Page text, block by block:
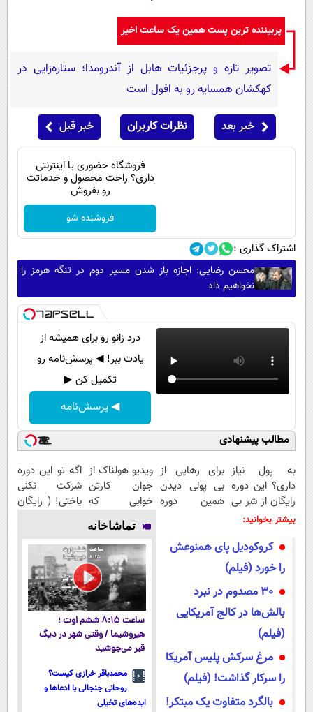
فناوری
حوادث
سلامت
بین الملل
حیات وحش
سیاست خارجی
پیامک
روانشناسی
پربیننده ترین پست همین یک ساعت اخیر
تصویر تازه و پرجزئیات هابل از آندرومدا؛ ستاره‌زایی در
کهکشان همسایه رو به افول است
خبر بعد نظرات کاربران خبر قبل
فروشگاه حضوری یا اینترنتی
داری؟ راحت محصول و خدماتت
رو بفروش
فروشنده شو
اشتراک گذاری :
محسن رضایی: اجازه باز شدن مسیر دوم در تنگه هرمز را
نخواهیم داد
درد زانو رو برای همیشه از
یادت ببر! ◀ پرسش‌نامه رو
تکمیل کن ▶
◀ پرسش‌نامه
مطالب پیشنهادی
به پول نیاز
داری؟ این دوره
رایگان از شر بی
پولی خلاصت
برای رهایی از
بی پولی دیدن
همین دوره
کن)
ویدیو هولناک از
جوان کارتن
خوابی که
میلیاردر شد.
آموزش رایگان
اگه تو این دوره
شرکت نکنی
باختی! ( رایگان
بیشتر بخوانید:
کروکودیل پای همنوعش
را خورد (فیلم)
30 مصدوم در نبرد
بالش‌ها در کالج آمریکایی
(فیلم)
مرغ سرکش پلیس آمریکا
را سرکار گذاشت! (فیلم)
بالگرد متفاوت یک مبتکر!
تماشاخانه
ساعت ۸:۱۵ ششم اوت ؛
هیروشیما / وقتی شهر در دیگ
قیر می‌جوشید
محمدباقر خرازی کیست؟
روحانی جنجالی با ادعاها و
ایده‌های تخیلی